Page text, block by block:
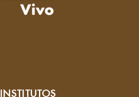
INSTITUTOS